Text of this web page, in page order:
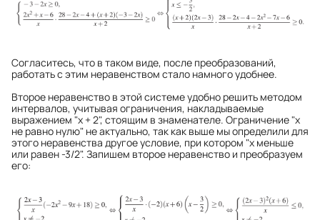
Согласитесь, что в таком виде, после преобразований,
работать с этим неравенством стало намного удобнее.
Второе неравенство в этой системе удобно решить методом
интервалов, учитывая ограничения, накладываемые
выражением "х + 2", стоящим в знаменателе. Ограничение "х
не равно нулю" не актуально, так как выше мы определили для
этого неравенства другое условие, при котором "х меньше
или равен -3/2". Запишем второе неравенство и преобразуем
его: